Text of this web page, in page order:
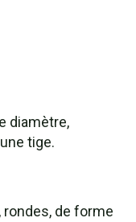
diamètre,
tige.
de forme